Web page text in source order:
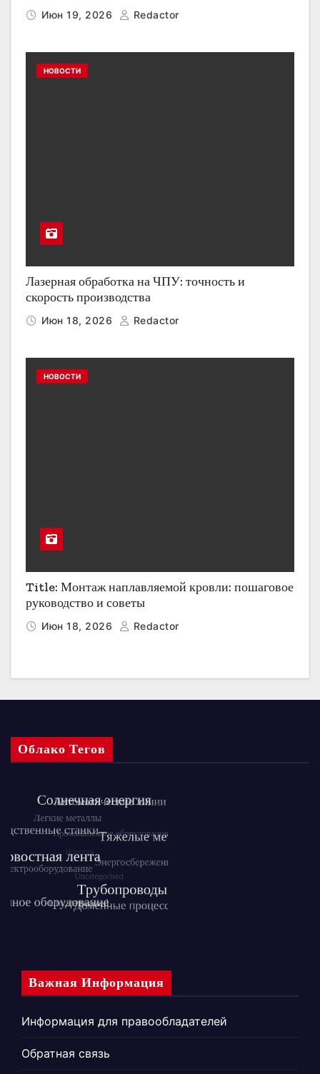
Июн 19, 2026 Redactor
НОВОСТИ
Лазерная обработка на ЧПУ: точность и
скорость производства
Июн 18, 2026 Redactor
НОВОСТИ
Title: Монтаж наплавляемой кровли: пошаговое
руководство и советы
Июн 18, 2026 Redactor
Облако Тегов
Важная Информация
Информация для правообладателей
Обратная связь